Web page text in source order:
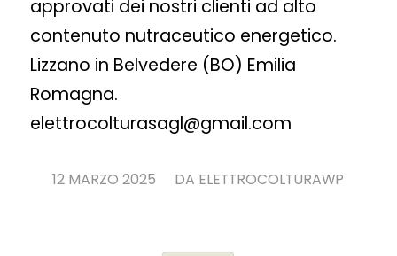
approvati dei nostri clienti ad alto
contenuto nutraceutico energetico.
Lizzano in Belvedere (BO) Emilia
Romagna.
elettrocolturasagl@gmail.com
12 MARZO 2025
/ DA ELETTROCOLTURAWP